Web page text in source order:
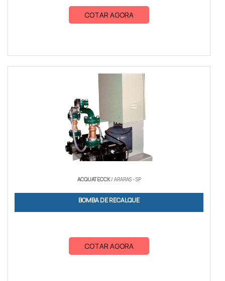
COTAR AGORA
ACQUATECCK/ ARARAS - SP
BOMBA DE RECALQUE
COTAR AGORA